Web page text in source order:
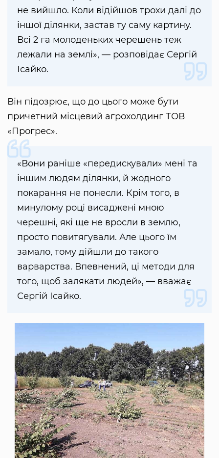
не вийшло. Коли відійшов трохи далі до
іншої ділянки, застав ту саму картину.
Всі 2 га молоденьких черешень теж
лежали на землі», — розповідає Сергій
Ісайко.
Він підозрює, що до цього може бути
причетний місцевий агрохолдинг ТОВ
«Прогрес».
«Вони раніше «передискували» мені та
іншим людям ділянки, й жодного
покарання не понесли. Крім того, в
минулому році висаджені мною
черешні, які ще не вросли в землю,
просто повитягували. Але цього їм
замало, тому дійшли до такого
варварства. Впевнений, ці методи для
того, щоб залякати людей», — вважає
Сергій Ісайко.